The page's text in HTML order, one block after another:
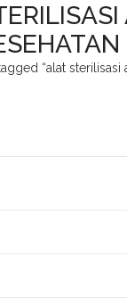
“alat sterilisasi